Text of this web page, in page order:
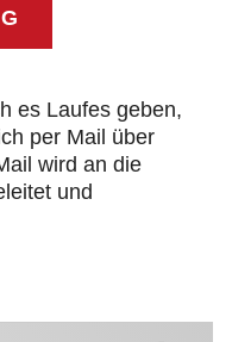
es Laufes geben,
per Mail über
wird an die
und